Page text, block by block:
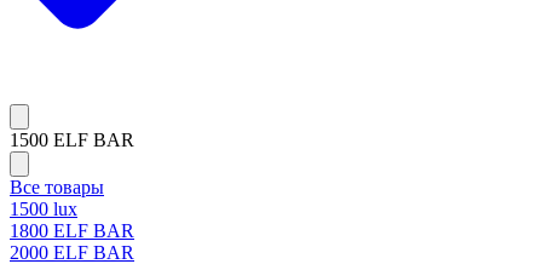
1500 ELF BAR
Все товары
1500 lux
1800 ELF BAR
2000 ELF BAR